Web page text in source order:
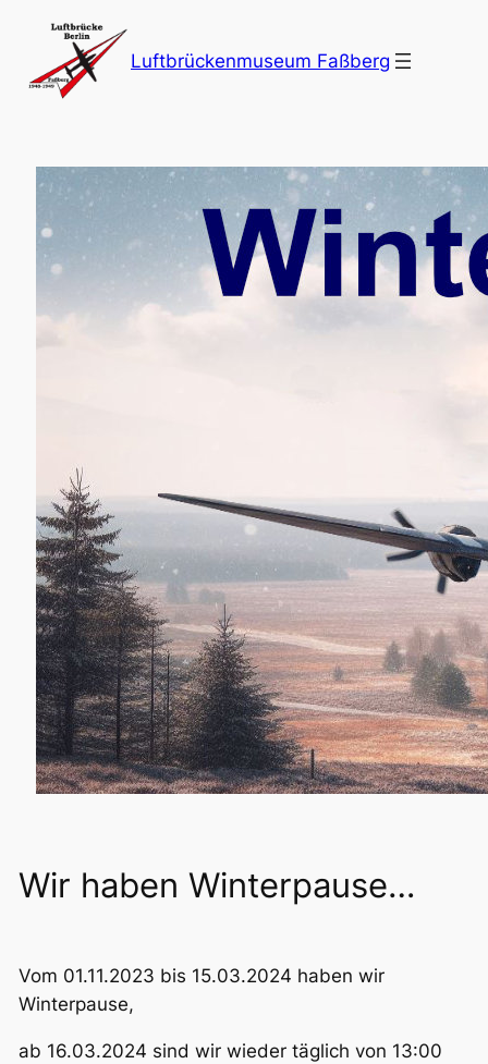
springen
Luftbrückenmuseum Faßberg
Wir haben Winterpause…
Vom 01.11.2023 bis 15.03.2024 haben wir
Winterpause,
ab 16.03.2024 sind wir wieder täglich von 13:00